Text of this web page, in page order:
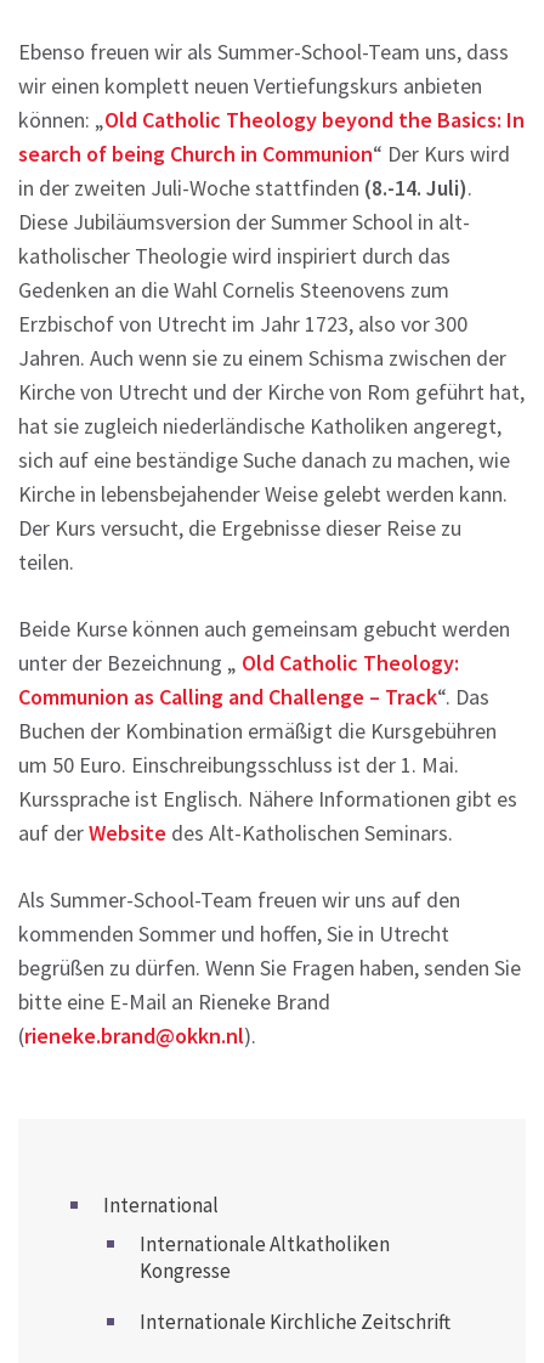
Ebenso freuen wir als Summer-School-Team uns, dass
wir einen komplett neuen Vertiefungskurs anbieten
können: „Old Catholic Theology beyond the Basics: In
search of being Church in Communion“ Der Kurs wird
in der zweiten Juli-Woche stattfinden (8.-14. Juli).
Diese Jubiläumsversion der Summer School in alt-
katholischer Theologie wird inspiriert durch das
Gedenken an die Wahl Cornelis Steenovens zum
Erzbischof von Utrecht im Jahr 1723, also vor 300
Jahren. Auch wenn sie zu einem Schisma zwischen der
Kirche von Utrecht und der Kirche von Rom geführt hat,
hat sie zugleich niederländische Katholiken angeregt,
sich auf eine beständige Suche danach zu machen, wie
Kirche in lebensbejahender Weise gelebt werden kann.
Der Kurs versucht, die Ergebnisse dieser Reise zu
teilen.
Beide Kurse können auch gemeinsam gebucht werden
unter der Bezeichnung „ Old Catholic Theology:
Communion as Calling and Challenge – Track“. Das
Buchen der Kombination ermäßigt die Kursgebühren
um 50 Euro. Einschreibungsschluss ist der 1. Mai.
Kurssprache ist Englisch. Nähere Informationen gibt es
auf derWebsite des Alt-Katholischen Seminars.
Als Summer-School-Team freuen wir uns auf den
kommenden Sommer und hoffen, Sie in Utrecht
begrüßen zu dürfen. Wenn Sie Fragen haben, senden Sie
bitte eine E-Mail an Rieneke Brand
(rieneke.brand@okkn.nl).
International
Internationale Altkatholiken
Kongresse
Internationale Kirchliche Zeitschrift